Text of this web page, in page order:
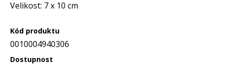
Velikost: 7 x 10 cm
Kód produktu
0010004940306
Dostupnost